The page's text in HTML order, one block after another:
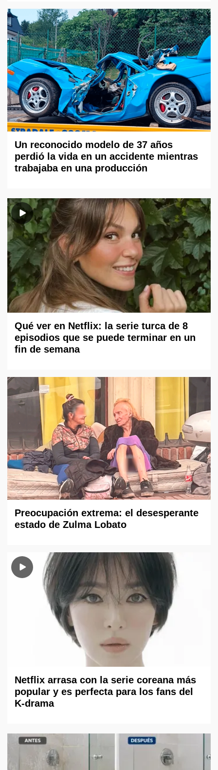
Un reconocido modelo de 37 años
perdió la vida en un accidente mientras
trabajaba en una producción
Qué ver en Netflix: la serie turca de 8
episodios que se puede terminar en un
fin de semana
Preocupación extrema: el desesperante
estado de Zulma Lobato
Netflix arrasa con la serie coreana más
popular y es perfecta para los fans del
K-drama